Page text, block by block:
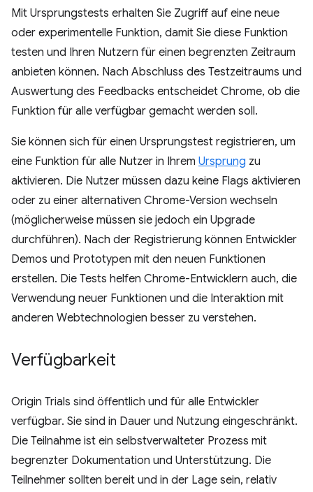
Mit Ursprungstests erhalten Sie Zugriff auf eine neue
oder experimentelle Funktion, damit Sie diese Funktion
testen und Ihren Nutzern für einen begrenzten Zeitraum
anbieten können. Nach Abschluss des Testzeitraums und
Auswertung des Feedbacks entscheidet Chrome, ob die
Funktion für alle verfügbar gemacht werden soll.
Sie können sich für einen Ursprungstest registrieren, um
eine Funktion für alle Nutzer in Ihrem Ursprung zu
aktivieren. Die Nutzer müssen dazu keine Flags aktivieren
oder zu einer alternativen Chrome-Version wechseln
(möglicherweise müssen sie jedoch ein Upgrade
durchführen). Nach der Registrierung können Entwickler
Demos und Prototypen mit den neuen Funktionen
erstellen. Die Tests helfen Chrome-Entwicklern auch, die
Verwendung neuer Funktionen und die Interaktion mit
anderen Webtechnologien besser zu verstehen.
Verfügbarkeit
Origin Trials sind öffentlich und für alle Entwickler
verfügbar. Sie sind in Dauer und Nutzung eingeschränkt.
Die Teilnahme ist ein selbstverwalteter Prozess mit
begrenzter Dokumentation und Unterstützung. Die
Teilnehmer sollten bereit und in der Lage sein, relativ